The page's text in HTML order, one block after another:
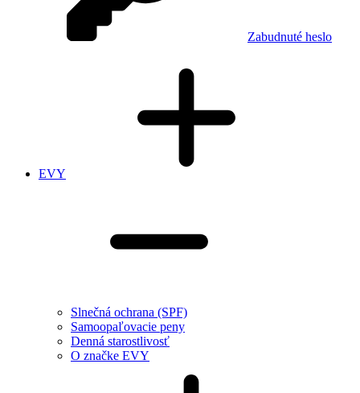
Zabudnuté heslo
EVY
Slnečná ochrana (SPF)
Samoopaľovacie peny
Denná starostlivosť
O značke EVY